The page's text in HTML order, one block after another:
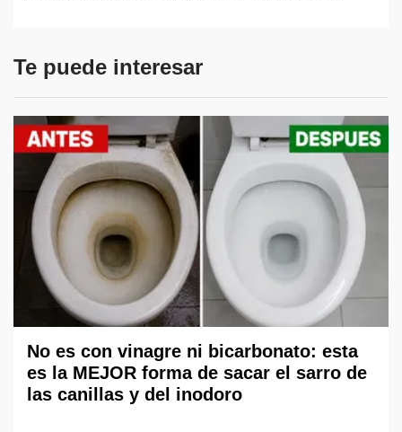
Te puede interesar
No es con vinagre ni bicarbonato: esta
es la MEJOR forma de sacar el sarro de
las canillas y del inodoro